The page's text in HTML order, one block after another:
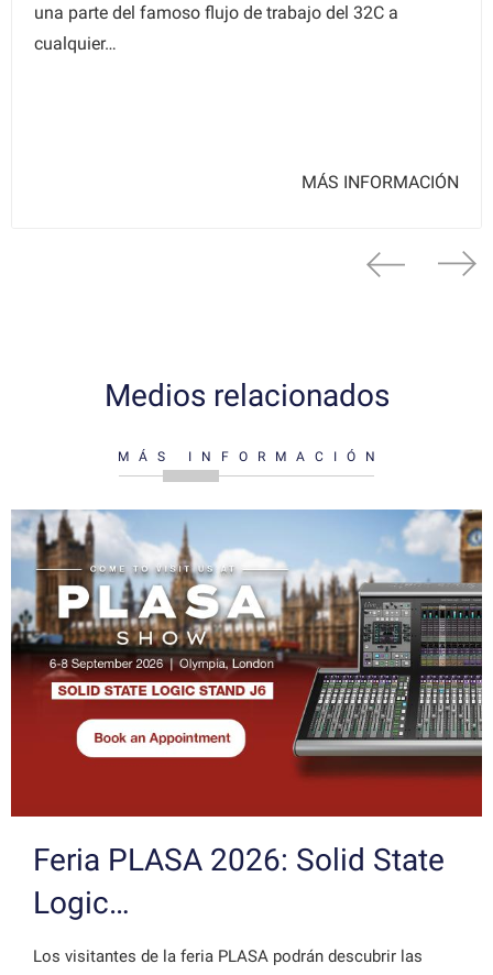
una parte del famoso flujo de trabajo del 32C a
cualquier…
MÁS INFORMACIÓN
Medios relacionados
MÁS INFORMACIÓN
Feria PLASA 2026: Solid State
Logic…
Los visitantes de la feria PLASA podrán descubrir las